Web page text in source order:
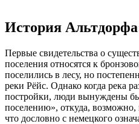
История
Первые свидетельства о
поселения относятся к
поселились в лесу, но
реки Рёйс. Однако когда река
постройки, люди вынуждены
поселению», откуда,
что дословно с немецкого